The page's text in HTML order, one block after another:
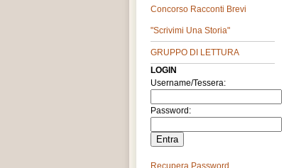
Concorso Racconti Brevi
"Scrivimi Una Storia"
GRUPPO DI LETTURA
LOGIN
Username/Tessera:
Password:
Recupera Password